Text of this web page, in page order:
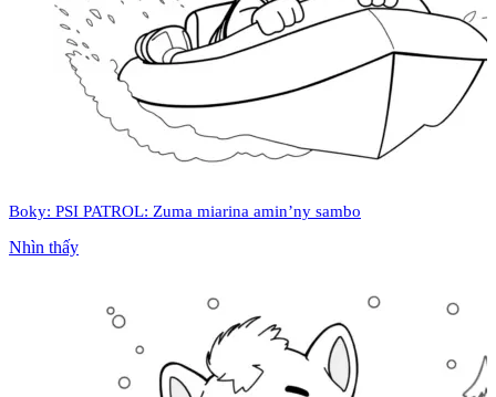
Boky: PSI PATROL: Zuma miarina amin’ny sambo
Nhìn thấy